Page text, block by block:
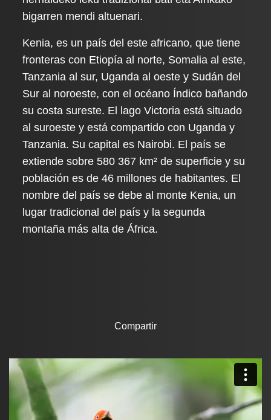
bigarren mendi altuenari.
Kenia, es un país del este africano, que tiene
fronteras con Etiopía al norte, Somalia al este,
Tanzania al sur, Uganda al oeste y Sudán del
Sur al noroeste, con el océano Índico bañando
su costa sureste. El lago Victoria está situado
al suroeste y está compartido con Uganda y
Tanzania. Su capital es Nairobi. El país se
extiende sobre 580 367 km² de superficie y su
población es de 46 millones de habitantes. El
nombre del país se debe al monte Kenia, un
lugar tradicional del país y la segunda
montaña más alta de África.
Compartir